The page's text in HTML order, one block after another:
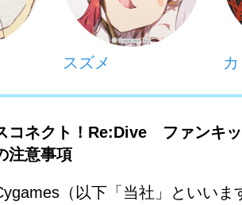
スズメ
コネクト！Re:Dive ファンキ
注意事項
（以下「当社」といいま